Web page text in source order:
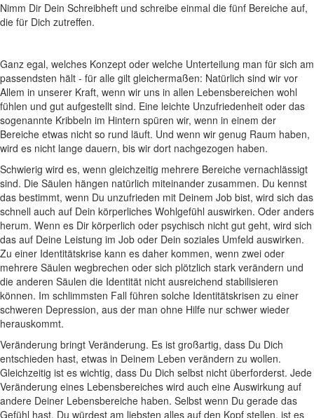
Nimm Dir Dein Schreibheft und schreibe einmal die fünf Bereiche auf,
die für Dich zutreffen.
Ganz egal, welches Konzept oder welche Unterteilung man für sich am
passendsten hält - für alle gilt gleichermaßen: Natürlich sind wir vor
Allem in unserer Kraft, wenn wir uns in allen Lebensbereichen wohl
fühlen und gut aufgestellt sind. Eine leichte Unzufriedenheit oder das
sogenannte Kribbeln im Hintern spüren wir, wenn in einem der
Bereiche etwas nicht so rund läuft. Und wenn wir genug Raum haben,
wird es nicht lange dauern, bis wir dort nachgezogen haben.
Schwierig wird es, wenn gleichzeitig mehrere Bereiche vernachlässigt
sind. Die Säulen hängen natürlich miteinander zusammen. Du kennst
das bestimmt, wenn Du unzufrieden mit Deinem Job bist, wird sich das
schnell auch auf Dein körperliches Wohlgefühl auswirken. Oder anders
herum. Wenn es Dir körperlich oder psychisch nicht gut geht, wird sich
das auf Deine Leistung im Job oder Dein soziales Umfeld auswirken.
Zu einer Identitätskrise kann es daher kommen, wenn zwei oder
mehrere Säulen wegbrechen oder sich plötzlich stark verändern und
die anderen Säulen die Identität nicht ausreichend stabilisieren
können. Im schlimmsten Fall führen solche Identitätskrisen zu einer
schweren Depression, aus der man ohne Hilfe nur schwer wieder
herauskommt.
Veränderung bringt Veränderung. Es ist großartig, dass Du Dich
entschieden hast, etwas in Deinem Leben verändern zu wollen.
Gleichzeitig ist es wichtig, dass Du Dich selbst nicht überforderst. Jede
Veränderung eines Lebensbereiches wird auch eine Auswirkung auf
andere Deiner Lebensbereiche haben. Selbst wenn Du gerade das
Gefühl hast, Du würdest am liebsten alles auf den Kopf stellen, ist es